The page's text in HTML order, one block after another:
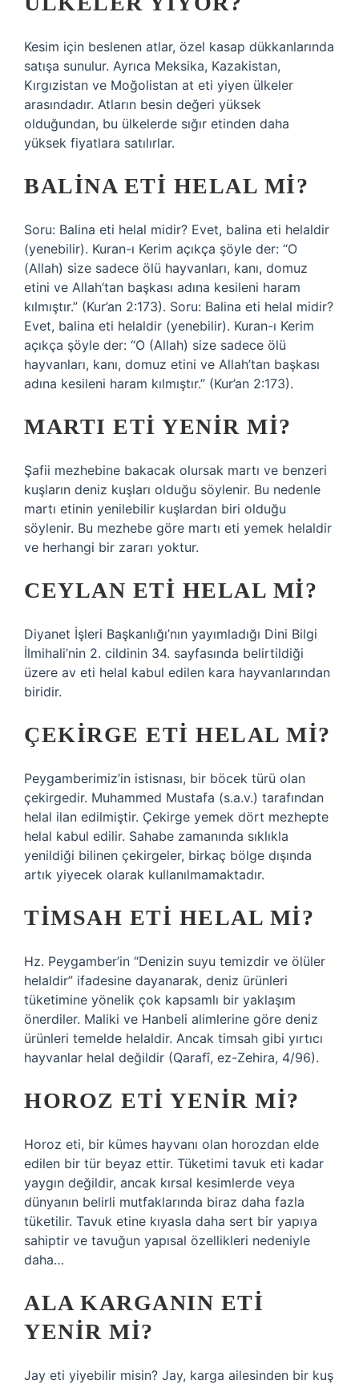
Kesim için beslenen atlar, özel kasap dükkanlarında
satışa sunulur. Ayrıca Meksika, Kazakistan,
Kırgızistan ve Moğolistan at eti yiyen ülkeler
arasındadır. Atların besin değeri yüksek
olduğundan, bu ülkelerde sığır etinden daha
yüksek fiyatlara satılırlar.
BALINA ETI HELAL MI?
Soru: Balina eti helal midir? Evet, balina eti helaldir
(yenebilir). Kuran-ı Kerim açıkça şöyle der: “O
(Allah) size sadece ölü hayvanları, kanı, domuz
etini ve Allah’tan başkası adına kesileni haram
kılmıştır.” (Kur’an 2:173). Soru: Balina eti helal midir?
Evet, balina eti helaldir (yenebilir). Kuran-ı Kerim
açıkça şöyle der: “O (Allah) size sadece ölü
hayvanları, kanı, domuz etini ve Allah’tan başkası
adına kesileni haram kılmıştır.” (Kur’an 2:173).
MARTI ETI YENIR MI?
Şafii mezhebine bakacak olursak martı ve benzeri
kuşların deniz kuşları olduğu söylenir. Bu nedenle
martı etinin yenilebilir kuşlardan biri olduğu
söylenir. Bu mezhebe göre martı eti yemek helaldir
ve herhangi bir zararı yoktur.
CEYLAN ETI HELAL MI?
Diyanet İşleri Başkanlığı’nın yayımladığı Dini Bilgi
İlmihali’nin 2. cildinin 34. sayfasında belirtildiği
üzere av eti helal kabul edilen kara hayvanlarından
biridir.
ÇEKIRGE ETI HELAL MI?
Peygamberimiz’in istisnası, bir böcek türü olan
çekirgedir. Muhammed Mustafa (s.a.v.) tarafından
helal ilan edilmiştir. Çekirge yemek dört mezhepte
helal kabul edilir. Sahabe zamanında sıklıkla
yenildiği bilinen çekirgeler, birkaç bölge dışında
artık yiyecek olarak kullanılmamaktadır.
TIMSAH ETI HELAL MI?
Hz. Peygamber’in “Denizin suyu temizdir ve ölüler
helaldir” ifadesine dayanarak, deniz ürünleri
tüketimine yönelik çok kapsamlı bir yaklaşım
önerdiler. Maliki ve Hanbeli alimlerine göre deniz
ürünleri temelde helaldir. Ancak timsah gibi yırtıcı
hayvanlar helal değildir (Qarafî, ez-Zehira, 4/96).
HOROZ ETI YENIR MI?
Horoz eti, bir kümes hayvanı olan horozdan elde
edilen bir tür beyaz ettir. Tüketimi tavuk eti kadar
yaygın değildir, ancak kırsal kesimlerde veya
dünyanın belirli mutfaklarında biraz daha fazla
tüketilir. Tavuk etine kıyasla daha sert bir yapıya
sahiptir ve tavuğun yapısal özellikleri nedeniyle
daha…
ALA KARGANIN ETI
YENIR MI?
Jay eti yiyebilir misin? Jay, karga ailesinden bir kuş